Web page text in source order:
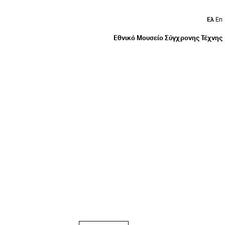
Ελ En
Εθνικό Μουσείο Σύγχρονης Τέχνης